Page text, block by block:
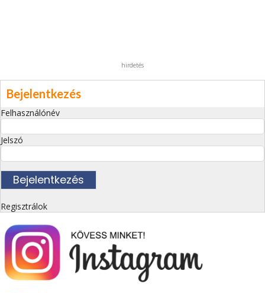
hirdetés
Bejelentkezés
Felhasználónév
Jelszó
Regisztrálok